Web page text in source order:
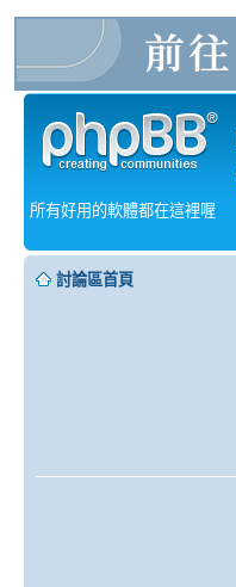
所有好用的軟體都在這裡喔
討論區首頁